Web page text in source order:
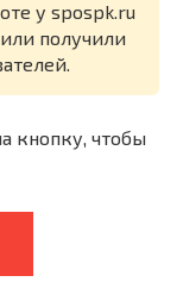
у spospk.ru
получили
кнопку, чтобы